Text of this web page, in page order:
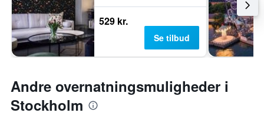
529 kr.
Se tilbud
Andre overnatningsmuligheder i
Stockholm